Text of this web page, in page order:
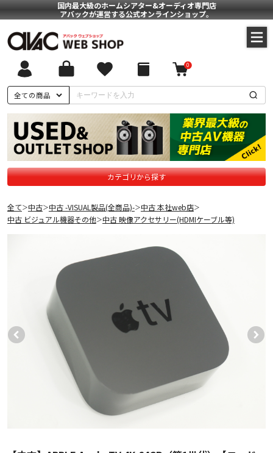
国内最大級のホームシアター&オーディオ専門店
アバックが運営する公式オンラインショップ。
全ての商品
0
カテゴリから探す
全て＞中古＞中古 -VISUAL製品(全商品)-＞中古 本社web店＞
中古 ビジュアル機器その他＞中古 映像アクセサリー(HDMIケーブル等)